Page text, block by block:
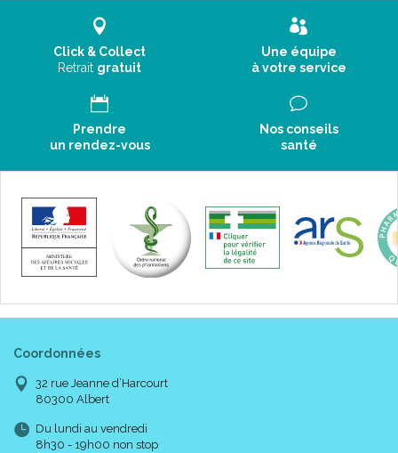
Click & Collect
Retrait gratuit
Une équipe
à votre service
Prendre
un rendez-vous
Nos conseils
santé
Coordonnées
32 rue Jeanne d’Harcourt
80300 Albert
Du lundi au vendredi
8h30 - 19h00 non stop